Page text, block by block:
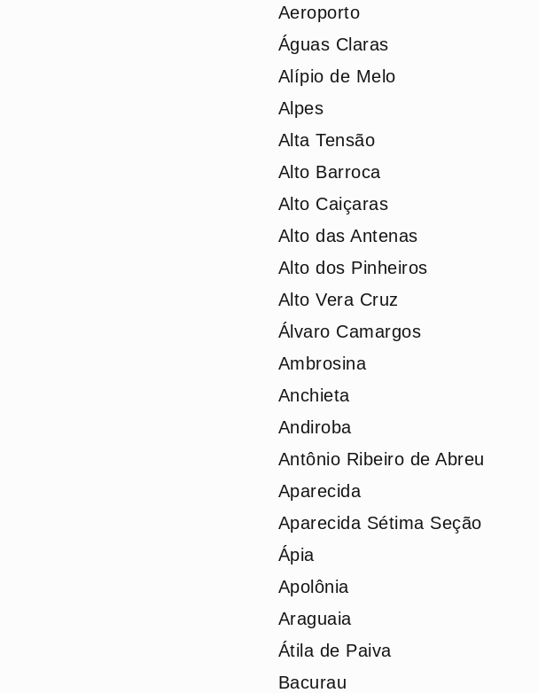
Aeroporto
Águas Claras
Alípio de Melo
Alpes
Alta Tensão
Alto Barroca
Alto Caiçaras
Alto das Antenas
Alto dos Pinheiros
Alto Vera Cruz
Álvaro Camargos
Ambrosina
Anchieta
Andiroba
Antônio Ribeiro de Abreu
Aparecida
Aparecida Sétima Seção
Ápia
Apolônia
Araguaia
Átila de Paiva
Bacurau